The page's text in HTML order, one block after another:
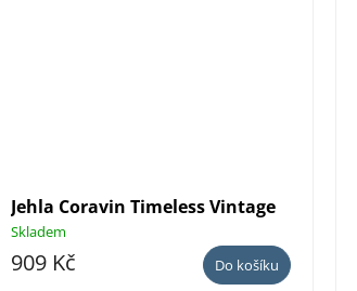
Jehla Coravin Timeless Vintage
Skladem
909 Kč Do košíku